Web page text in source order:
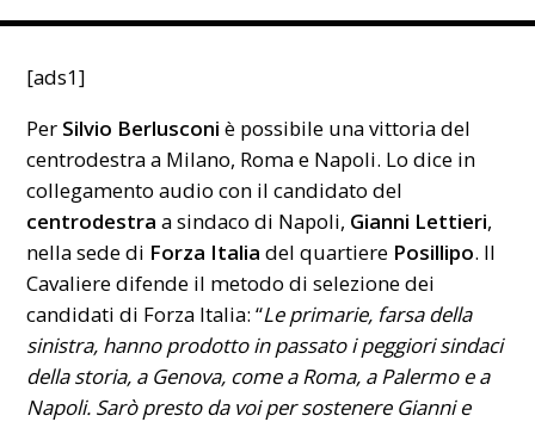
[ads1]
Per Silvio Berlusconi è possibile una vittoria del
centrodestra a Milano, Roma e Napoli. Lo dice in
collegamento audio con il candidato del
centrodestra a sindaco di Napoli, Gianni Lettieri,
nella sede di Forza Italia del quartiere Posillipo. Il
Cavaliere difende il metodo di selezione dei
candidati di Forza Italia: “Le primarie, farsa della
sinistra, hanno prodotto in passato i peggiori sindaci
della storia, a Genova, come a Roma, a Palermo e a
Napoli. Sarò presto da voi per sostenere Gianni e